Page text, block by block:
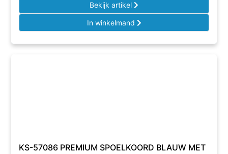
Bekijk artikel
In winkelmand
KS-57086 PREMIUM SPOELKOORD BLAUW MET